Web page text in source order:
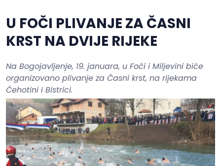
U FOČI PLIVANJE ZA ČASNI
KRST NA DVIJE RIJEKE
Na Bogojavljenje, 19. januara, u Foči i Miljevini biće
organizovano plivanje za Časni krst, na rijekama
Ćehotini i Bistrici.